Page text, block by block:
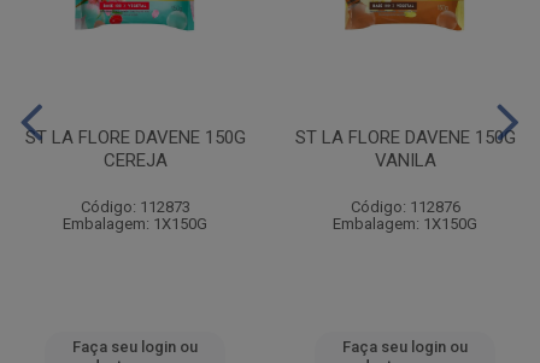
ST LA FLORE DAVENE 150G
CEREJA
Código: 112873
Embalagem: 1X150G
Faça seu login ou
ST LA FLORE DAVENE 150G
VANILA
Código: 112876
Embalagem: 1X150G
Faça seu login ou